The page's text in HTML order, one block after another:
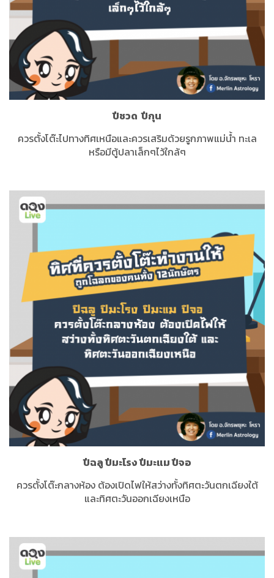
ปีชวด ปีกุน
ควรตั้งโต๊ะไปทางทิศเหนือและควรเสริมด้วยรูกภาพแม่น้ำ ทะเล
หรือมีตู้ปลาเล็กๆไว้ใกล้ๆ
ปีฉลู ปีมะโรง ปีมะแม ปีจอ
ควรตั้งโต๊ะกลางห้อง ต้องเปิดไฟให้สว่างทั้งทิศตะวันตกเฉียงใต้
และทิศตะวันออกเฉียงเหนือ